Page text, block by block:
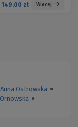
149,00 zł Więcej
Anna Ostrowska ●
●